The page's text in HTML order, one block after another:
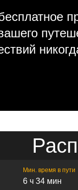
Мин. время в пути
6 ч 34 мин